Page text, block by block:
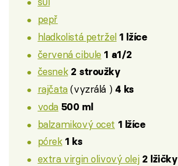
pepř
hladkolistá petržel 1 lžíce
červená cibule 1 a1/2
česnek 2 stroužky
rajčata(vyzrálá ) 4 ks
voda 500 ml
balzamikový ocet 1 lžíce
pórek 1 ks
extra virgin olivový olej 2 lžičky